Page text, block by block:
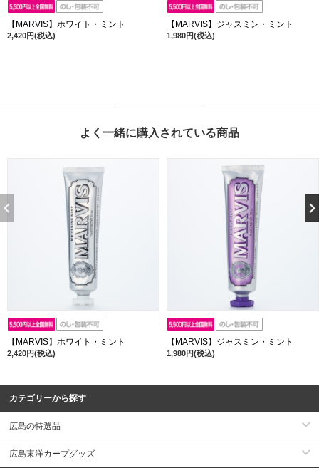
【MARVIS】ホワイト・ミント
2,420円(税込)
【MARVIS】ジャスミン・ミント
1,980円(税込)
よく一緒に購入されている商品
【MARVIS】ホワイト・ミント
2,420円(税込)
【MARVIS】ジャスミン・ミント
1,980円(税込)
カテゴリーから探す
広島の特選品
広島東洋カープグッズ